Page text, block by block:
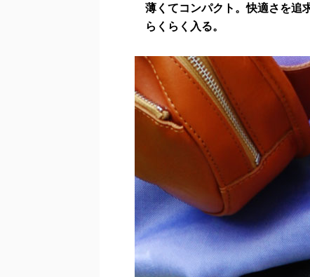
薄くてコンパクト。快適さを追
らくらく入る。